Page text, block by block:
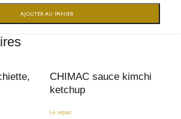
AJOUTER AU PANIER
CHIMAC sauce kimchi
ketchup
Le repas